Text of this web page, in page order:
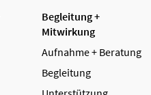
Begleitung +
Mitwirkung
Aufnahme + Beratung
Begleitung